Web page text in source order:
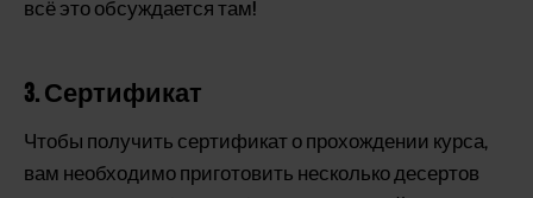
всё это обсуждается там!
3. Сертификат
Чтобы получить сертификат о прохождении курса,
вам необходимо приготовить несколько десертов